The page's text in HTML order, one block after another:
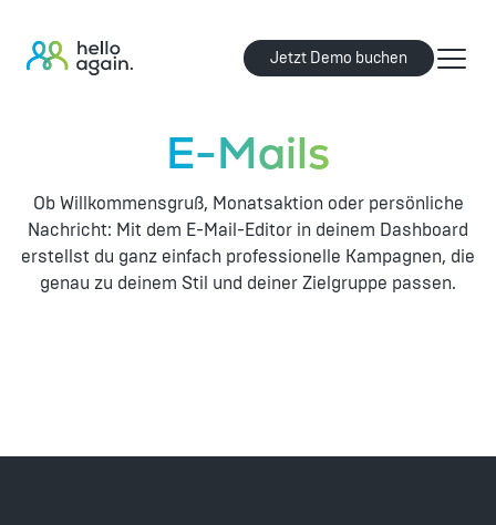
Jetzt Demo buchen
E-Mails
Ob Willkommensgruß, Monatsaktion oder persönliche
Nachricht: Mit dem E-Mail-Editor in deinem Dashboard
erstellst du ganz einfach professionelle Kampagnen, die
genau zu deinem Stil und deiner Zielgruppe passen.